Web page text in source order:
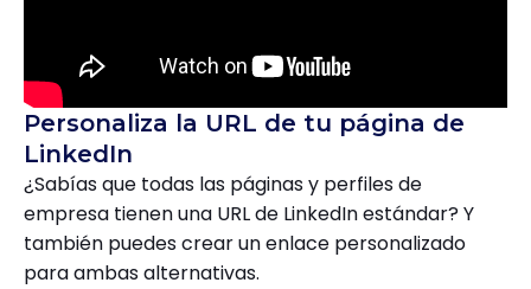
Personaliza la URL de tu página de
LinkedIn
¿Sabías que todas las páginas y perfiles de
empresa tienen una URL de LinkedIn estándar? Y
también puedes crear un enlace personalizado
para ambas alternativas.